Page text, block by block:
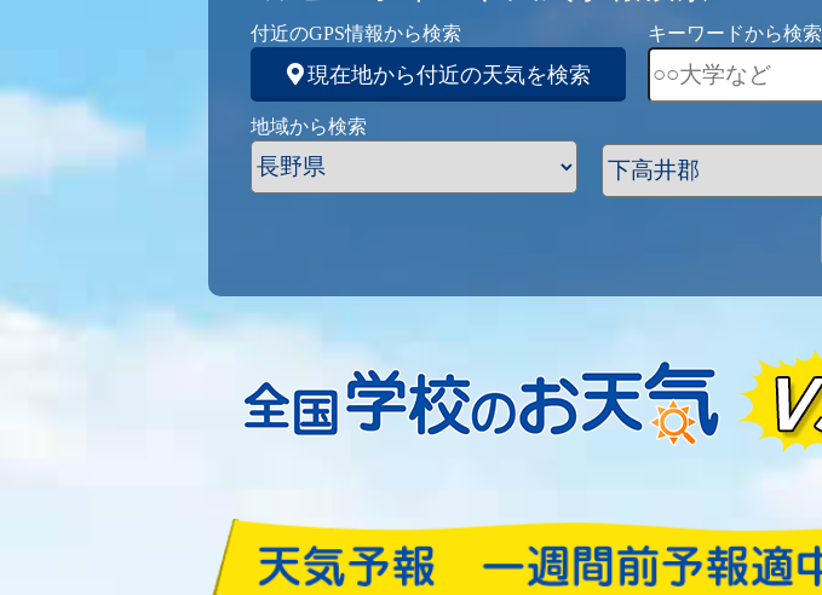
付近のGPS情報から検索
現在地から付近の天気を検索
キーワードから検索
地域から検索
頑張れ！学校のお天気